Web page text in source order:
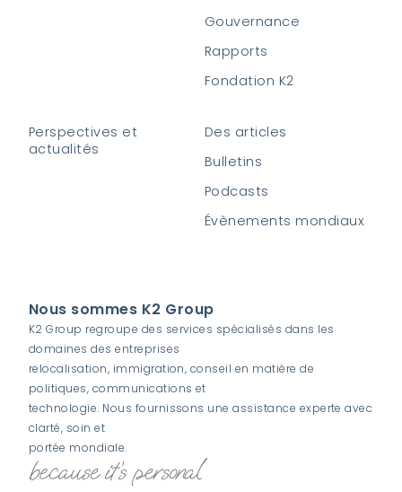
Gouvernance
Rapports
Fondation K2
Perspectives et
actualités
Des articles
Bulletins
Podcasts
Évènements mondiaux
Nous sommes K2 Group
K2 Group regroupe des services spécialisés dans les
domaines des entreprises
relocalisation, immigration, conseil en matière de
politiques, communications et
technologie. Nous fournissons une assistance experte avec
clarté, soin et
portée mondiale.